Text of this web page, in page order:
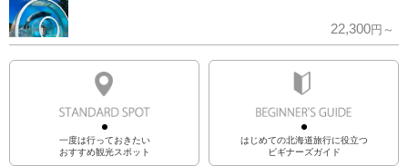
22,300円～
一度は行っておきたい
おすすめ観光スポット
はじめての北海道旅行に役立つ
ビギナーズガイド